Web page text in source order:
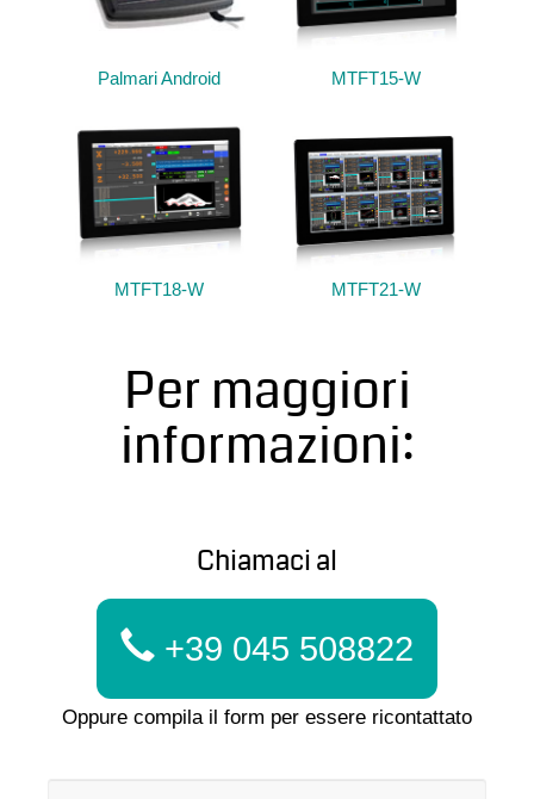
Palmari Android MTFT15-W
MTFT18-W MTFT21-W
Per maggiori
informazioni:
Chiamaci al
+39 045 508822
Oppure compila il form per essere ricontattato